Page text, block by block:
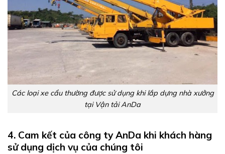
Các loại xe cẩu thường được sử dụng khi lắp dựng nhà xưởng
tại Vận tải AnDa
4. Cam kết của công ty AnDa khi khách hàng
sử dụng dịch vụ của chúng tôi